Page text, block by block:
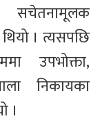
सचेतनामूलक
। त्यसपछि
उपभोक्ता,
निकायका
।